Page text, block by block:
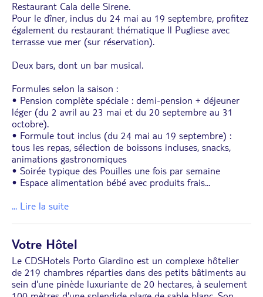
Restaurant Cala delle Sirene.
Pour le dîner, inclus du 24 mai au 19 septembre, profitez
également du restaurant thématique Il Pugliese avec
terrasse vue mer (sur réservation).
Deux bars, dont un bar musical.
Formules selon la saison :
• Pension complète spéciale : demi-pension + déjeuner
léger (du 2 avril au 23 mai et du 20 septembre au 31
octobre).
• Formule tout inclus (du 24 mai au 19 septembre) :
tous les repas, sélection de boissons incluses, snacks,
animations gastronomiques
• Soirée typique des Pouilles une fois par semaine
• Espace alimentation bébé avec produits frais...
... Lire la suite
Votre Hôtel
Le CDSHotels Porto Giardino est un complexe hôtelier
de 219 chambres réparties dans des petits bâtiments au
sein d'une pinède luxuriante de 20 hectares, à seulement